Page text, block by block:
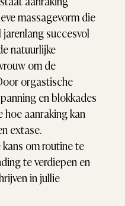
massagevorm die
succesvol
natuurlijke
om de
orgastische
en blokkades
aanraking kan
extase.
om routine te
te verdiepen en
in jullie